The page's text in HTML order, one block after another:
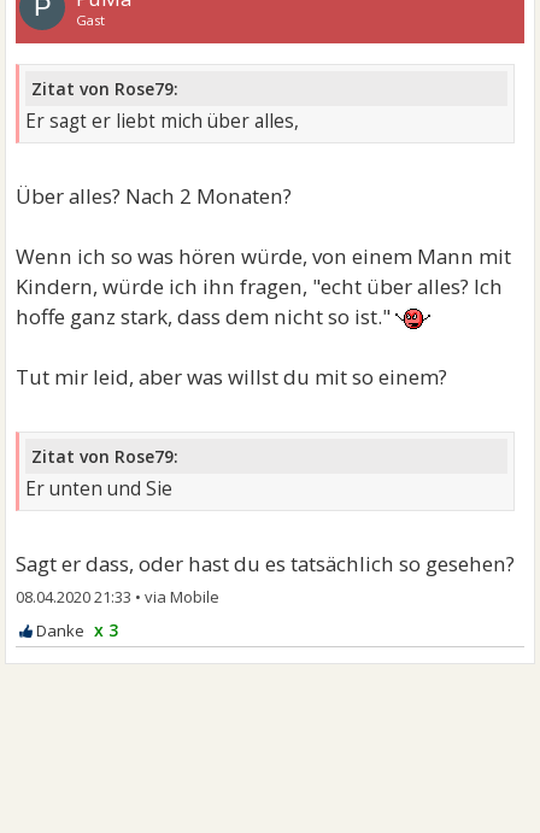
P Gast
Zitat von Rose79:
Er sagt er liebt mich über alles,
Über alles? Nach 2 Monaten?
Wenn ich so was hören würde, von einem Mann mit
Kindern, würde ich ihn fragen, "echt über alles? Ich
hoffe ganz stark, dass dem nicht so ist."
Tut mir leid, aber was willst du mit so einem?
Zitat von Rose79:
Er unten und Sie
Sagt er dass, oder hast du es tatsächlich so gesehen?
08.04.2020 21:33 •
x 3